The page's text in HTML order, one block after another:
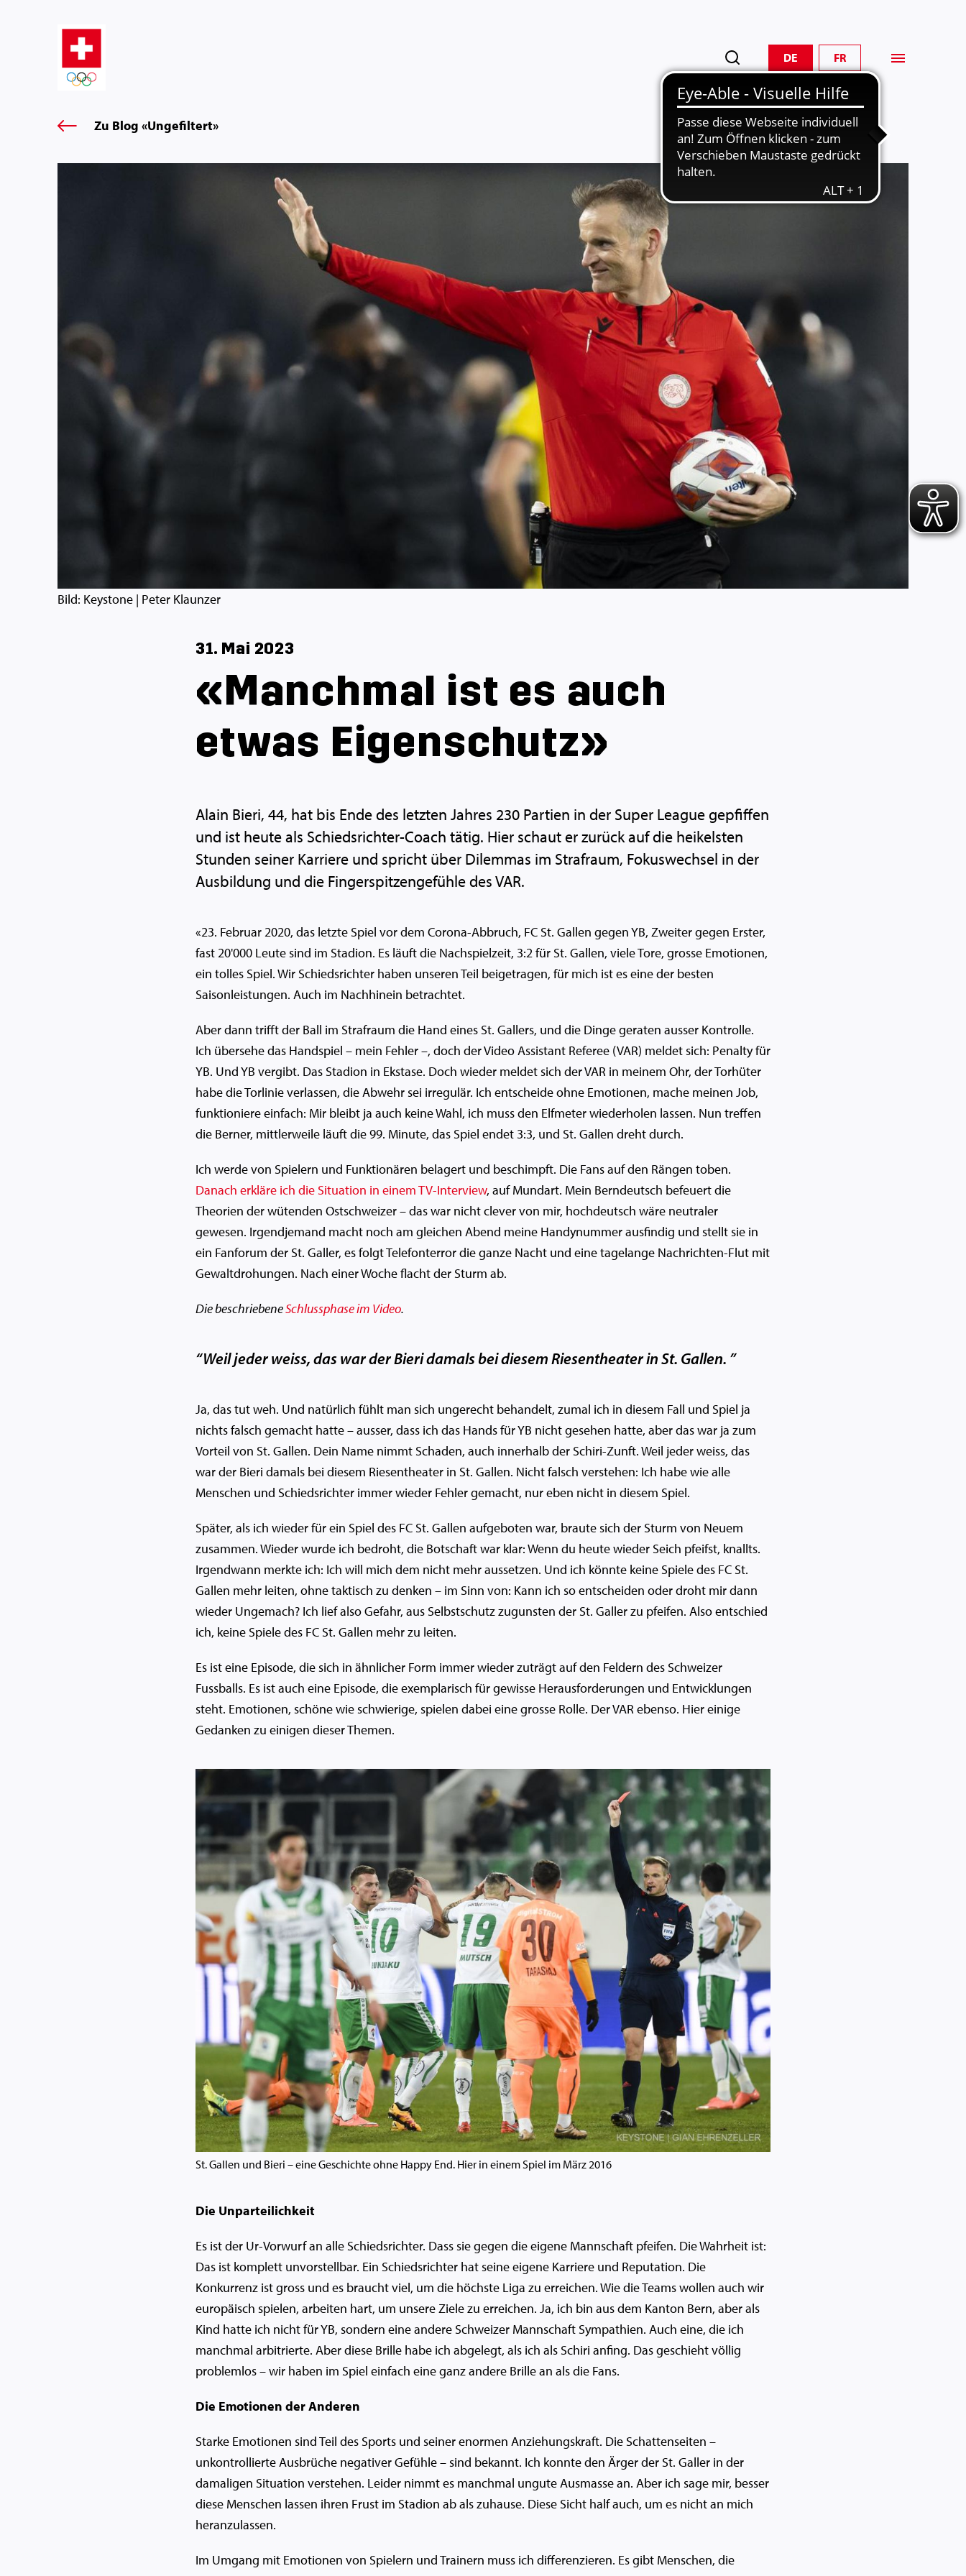
DE FR
Zu Blog «Ungefiltert»
Bild: Keystone | Peter Klaunzer
31. Mai 2023
«Manchmal ist es auch
etwas Eigenschutz»
Alain Bieri, 44, hat bis Ende des letzten Jahres 230 Partien in der Super League gepfiffen
und ist heute als Schiedsrichter-Coach tätig. Hier schaut er zurück auf die heikelsten
Stunden seiner Karriere und spricht über Dilemmas im Strafraum, Fokuswechsel in der
Ausbildung und die Fingerspitzengefühle des VAR.
«23. Februar 2020, das letzte Spiel vor dem Corona-Abbruch, FC St. Gallen gegen YB, Zweiter gegen Erster,
fast 20'000 Leute sind im Stadion. Es läuft die Nachspielzeit, 3:2 für St. Gallen, viele Tore, grosse Emotionen,
ein tolles Spiel. Wir Schiedsrichter haben unseren Teil beigetragen, für mich ist es eine der besten
Saisonleistungen. Auch im Nachhinein betrachtet.
Aber dann trifft der Ball im Strafraum die Hand eines St. Gallers, und die Dinge geraten ausser Kontrolle.
Ich übersehe das Handspiel – mein Fehler –, doch der Video Assistant Referee (VAR) meldet sich: Penalty für
YB. Und YB vergibt. Das Stadion in Ekstase. Doch wieder meldet sich der VAR in meinem Ohr, der Torhüter
habe die Torlinie verlassen, die Abwehr sei irregulär. Ich entscheide ohne Emotionen, mache meinen Job,
funktioniere einfach: Mir bleibt ja auch keine Wahl, ich muss den Elfmeter wiederholen lassen. Nun treffen
die Berner, mittlerweile läuft die 99. Minute, das Spiel endet 3:3, und St. Gallen dreht durch.
Ich werde von Spielern und Funktionären belagert und beschimpft. Die Fans auf den Rängen toben.
Danach erkläre ich die Situation in einem TV-Interview, auf Mundart. Mein Berndeutsch befeuert die
Theorien der wütenden Ostschweizer – das war nicht clever von mir, hochdeutsch wäre neutraler
gewesen. Irgendjemand macht noch am gleichen Abend meine Handynummer ausfindig und stellt sie in
ein Fanforum der St. Galler, es folgt Telefonterror die ganze Nacht und eine tagelange Nachrichten-Flut mit
Gewaltdrohungen. Nach einer Woche flacht der Sturm ab.
Die beschriebeneSchlussphase im Video.
“Weil jeder weiss, das war der Bieri damals bei diesem Riesentheater in St. Gallen. ”
Ja, das tut weh. Und natürlich fühlt man sich ungerecht behandelt, zumal ich in diesem Fall und Spiel ja
nichts falsch gemacht hatte – ausser, dass ich das Hands für YB nicht gesehen hatte, aber das war ja zum
Vorteil von St. Gallen. Dein Name nimmt Schaden, auch innerhalb der Schiri-Zunft. Weil jeder weiss, das
war der Bieri damals bei diesem Riesentheater in St. Gallen. Nicht falsch verstehen: Ich habe wie alle
Menschen und Schiedsrichter immer wieder Fehler gemacht, nur eben nicht in diesem Spiel.
Später, als ich wieder für ein Spiel des FC St. Gallen aufgeboten war, braute sich der Sturm von Neuem
zusammen. Wieder wurde ich bedroht, die Botschaft war klar: Wenn du heute wieder Seich pfeifst, knallts.
Irgendwann merkte ich: Ich will mich dem nicht mehr aussetzen. Und ich könnte keine Spiele des FC St.
Gallen mehr leiten, ohne taktisch zu denken – im Sinn von: Kann ich so entscheiden oder droht mir dann
wieder Ungemach? Ich lief also Gefahr, aus Selbstschutz zugunsten der St. Galler zu pfeifen. Also entschied
ich, keine Spiele des FC St. Gallen mehr zu leiten.
Es ist eine Episode, die sich in ähnlicher Form immer wieder zuträgt auf den Feldern des Schweizer
Fussballs. Es ist auch eine Episode, die exemplarisch für gewisse Herausforderungen und Entwicklungen
steht. Emotionen, schöne wie schwierige, spielen dabei eine grosse Rolle. Der VAR ebenso. Hier einige
Gedanken zu einigen dieser Themen.
St. Gallen und Bieri – eine Geschichte ohne Happy End. Hier in einem Spiel im März 2016
Die Unparteilichkeit
Es ist der Ur-Vorwurf an alle Schiedsrichter. Dass sie gegen die eigene Mannschaft pfeifen. Die Wahrheit ist:
Das ist komplett unvorstellbar. Ein Schiedsrichter hat seine eigene Karriere und Reputation. Die
Konkurrenz ist gross und es braucht viel, um die höchste Liga zu erreichen. Wie die Teams wollen auch wir
europäisch spielen, arbeiten hart, um unsere Ziele zu erreichen. Ja, ich bin aus dem Kanton Bern, aber als
Kind hatte ich nicht für YB, sondern eine andere Schweizer Mannschaft Sympathien. Auch eine, die ich
manchmal arbitrierte. Aber diese Brille habe ich abgelegt, als ich als Schiri anfing. Das geschieht völlig
problemlos – wir haben im Spiel einfach eine ganz andere Brille an als die Fans.
Die Emotionen der Anderen
Starke Emotionen sind Teil des Sports und seiner enormen Anziehungskraft. Die Schattenseiten –
unkontrollierte Ausbrüche negativer Gefühle – sind bekannt. Ich konnte den Ärger der St. Galler in der
damaligen Situation verstehen. Leider nimmt es manchmal ungute Ausmasse an. Aber ich sage mir, besser
diese Menschen lassen ihren Frust im Stadion ab als zuhause. Diese Sicht half auch, um es nicht an mich
heranzulassen.
Im Umgang mit Emotionen von Spielern und Trainern muss ich differenzieren. Es gibt Menschen, die